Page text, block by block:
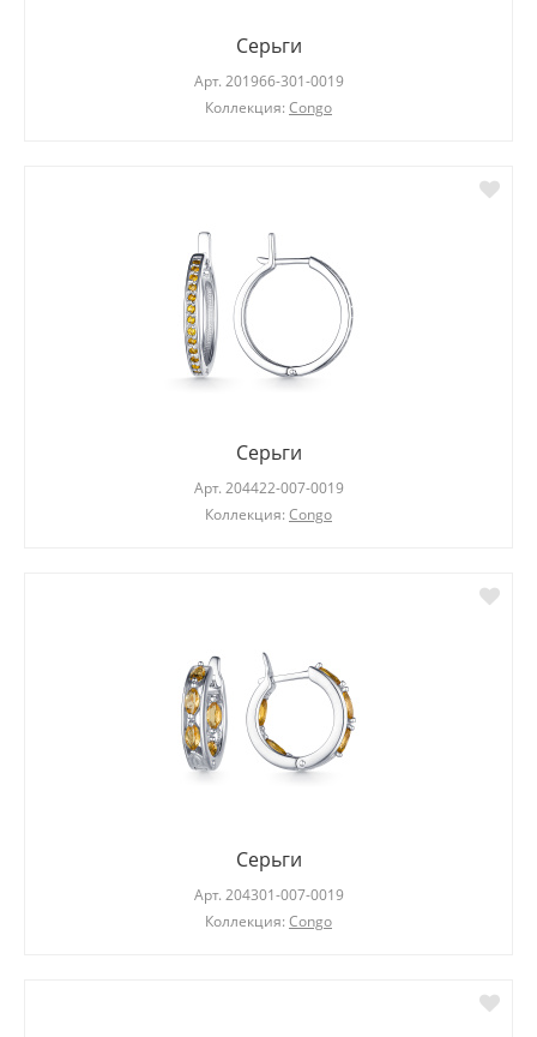
Серьги
Арт. 201966-301-0019
Коллекция: Congo
Серьги
Арт. 204422-007-0019
Коллекция: Congo
Серьги
Арт. 204301-007-0019
Коллекция: Congo